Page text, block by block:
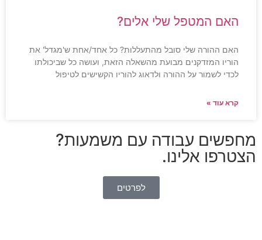
האם המטפל שלי אלים?
האם ההורה שלי סובל מהתעללות? כל אחד/אחת ש'מגדל' את
הוריו המזדקנים מבועת מהשאלה הזאת, ועושה כל שביכולתו
לכדי לשמור על ההורה ולדאוג להוריו הקשישים לטיפול
קרא עוד »
מחפשים עבודה עם משמעות?
הצטרפו אלינו.
לפרטים